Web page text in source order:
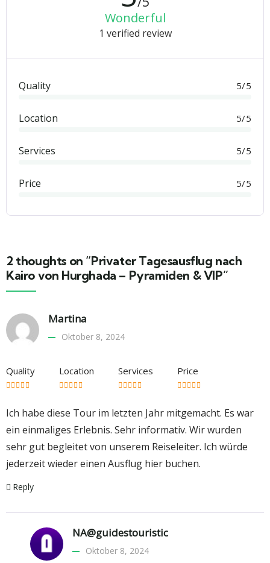
Wonderful
1 verified review
Quality 5/5
Location 5/5
Services 5/5
Price 5/5
2 thoughts on “Privater Tagesausflug nach
Kairo von Hurghada – Pyramiden & VIP”
Martina
Oktober 8, 2024
Quality Location Services Price
Ich habe diese Tour im letzten Jahr mitgemacht. Es war
ein einmaliges Erlebnis. Sehr informativ. Wir wurden
sehr gut begleitet von unserem Reiseleiter. Ich würde
jederzeit wieder einen Ausflug hier buchen.
Reply
NA@guidestouristic
Oktober 8, 2024